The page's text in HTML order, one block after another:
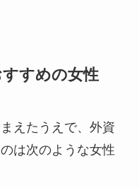
すめの女性
えたうえで、外資
は次のような女性